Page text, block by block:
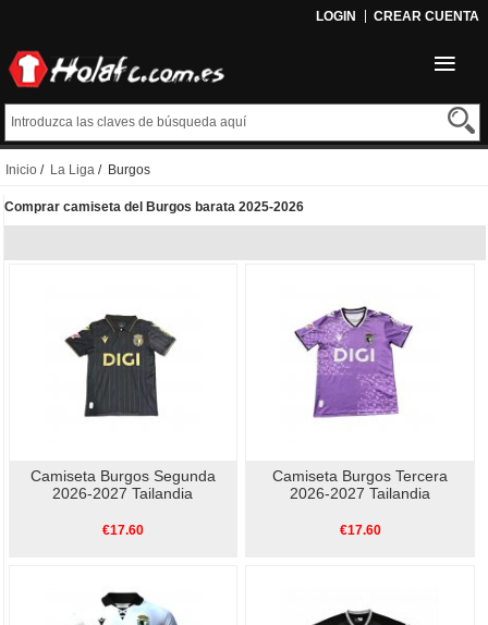
LOGIN CREAR CUENTA
Inicio / La Liga / Burgos
Comprar camiseta del Burgos barata 2025-2026
Camiseta Burgos Segunda
2026-2027 Tailandia
€17.60
Camiseta Burgos Tercera
2026-2027 Tailandia
€17.60